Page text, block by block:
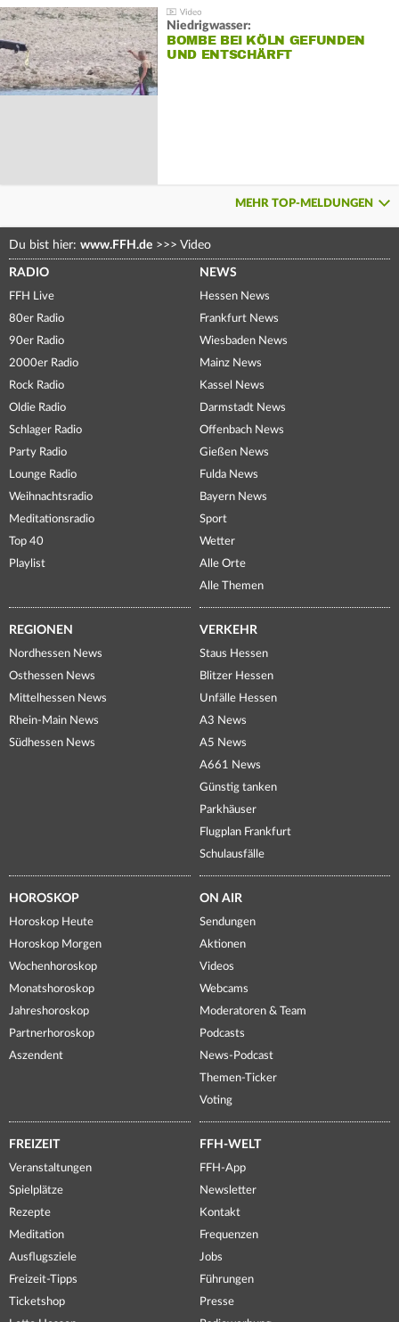
Niedrigwasser:
BOMBE BEI KÖLN GEFUNDEN
UND ENTSCHÄRFT
MEHR TOP-MELDUNGEN
Du bist hier: www.FFH.de >>> Video
RADIO
FFH Live
80er Radio
90er Radio
2000er Radio
Rock Radio
Oldie Radio
Schlager Radio
Party Radio
Lounge Radio
Weihnachtsradio
Meditationsradio
Top 40
Playlist
NEWS
Hessen News
Frankfurt News
Wiesbaden News
Mainz News
Kassel News
Darmstadt News
Offenbach News
Gießen News
Fulda News
Bayern News
Sport
Wetter
Alle Orte
Alle Themen
REGIONEN
Nordhessen News
Osthessen News
Mittelhessen News
Rhein-Main News
Südhessen News
VERKEHR
Staus Hessen
Blitzer Hessen
Unfälle Hessen
A3 News
A5 News
A661 News
Günstig tanken
Parkhäuser
Flugplan Frankfurt
Schulausfälle
HOROSKOP
Horoskop Heute
Horoskop Morgen
Wochenhoroskop
Monatshoroskop
Jahreshoroskop
Partnerhoroskop
Aszendent
ON AIR
Sendungen
Aktionen
Videos
Webcams
Moderatoren & Team
Podcasts
News-Podcast
Themen-Ticker
Voting
FREIZEIT
Veranstaltungen
Spielplätze
Rezepte
Meditation
Ausflugsziele
Freizeit-Tipps
Ticketshop
FFH-WELT
FFH-App
Newsletter
Kontakt
Frequenzen
Jobs
Führungen
Presse